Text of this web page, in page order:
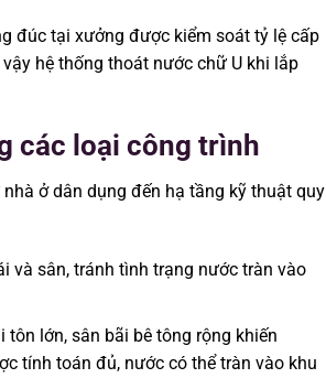
đúc tại xưởng được kiểm soát tỷ lệ cấp
hệ thống thoát nước chữ U khi lắp
các loại công trình
ở dân dụng đến hạ tầng kỹ thuật quy
và sân, tránh tình trạng nước tràn vào
lớn, sân bãi bê tông rộng khiến
tính toán đủ, nước có thể tràn vào khu